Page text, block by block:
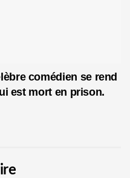
comédien se rend
est mort en prison.